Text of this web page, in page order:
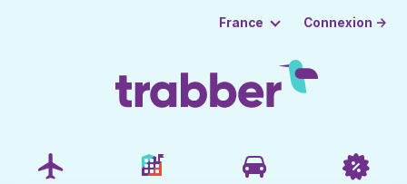
France Connexion →